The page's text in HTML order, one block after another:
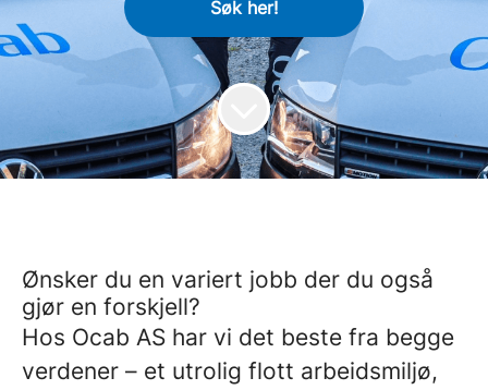
Søk her!
Ønsker du en variert jobb der du også
gjør en forskjell?
Hos Ocab AS har vi det beste fra begge
verdener – et utrolig flott arbeidsmiljø,